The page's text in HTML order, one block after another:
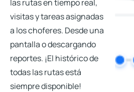
las rutas en tiempo real,
visitas y tareas asignadas
a los choferes. Desde una
pantalla o descargando
reportes. ¡El histórico de
todas las rutas está
siempre disponible!